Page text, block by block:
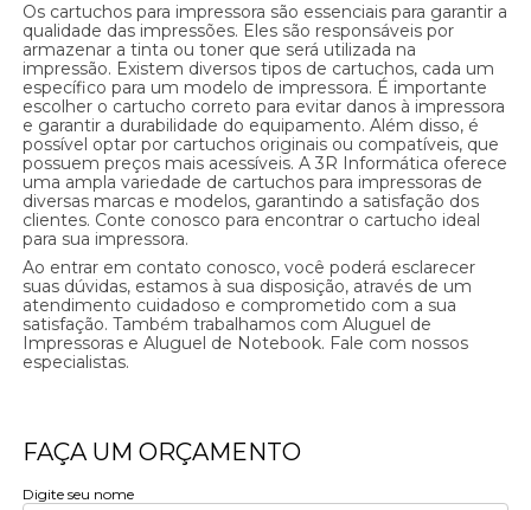
Os cartuchos para impressora são essenciais para garantir a
qualidade das impressões. Eles são responsáveis por
armazenar a tinta ou toner que será utilizada na
impressão. Existem diversos tipos de cartuchos, cada um
específico para um modelo de impressora. É importante
escolher o cartucho correto para evitar danos à impressora
e garantir a durabilidade do equipamento. Além disso, é
possível optar por cartuchos originais ou compatíveis, que
possuem preços mais acessíveis. A 3R Informática oferece
uma ampla variedade de cartuchos para impressoras de
diversas marcas e modelos, garantindo a satisfação dos
clientes. Conte conosco para encontrar o cartucho ideal
para sua impressora.
Ao entrar em contato conosco, você poderá esclarecer
suas dúvidas, estamos à sua disposição, através de um
atendimento cuidadoso e comprometido com a sua
satisfação. Também trabalhamos com Aluguel de
Impressoras e Aluguel de Notebook. Fale com nossos
especialistas.
FAÇA UM ORÇAMENTO
Digite seu nome